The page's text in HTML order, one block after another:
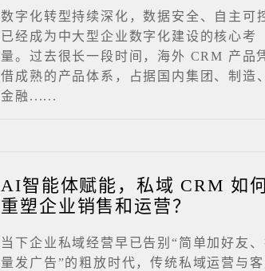
数字化转型持续深化，数据安全、自主可
已经成为中大型企业数字化建设的核心考
量。过去很长一段时间，海外 CRM 产品
借成熟的产品体系，占据国内集团、制造
金融......
AI智能体赋能，私域 CRM 如
重塑企业销售和运营？
当下企业私域经营早已告别“简单加好友
量发广告”的粗放时代，传统私域运营与